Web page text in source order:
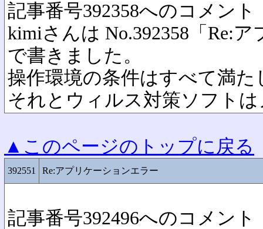
記事番号392358へのコメント
kimiさんは No.392358「Re:
で書きました。
操作環境の条件はすべて満た
それとウィルス対策ソフト
▲このページのトップに戻る
392551 Re:アプリケーションエラー
記事番号392496へのコメント